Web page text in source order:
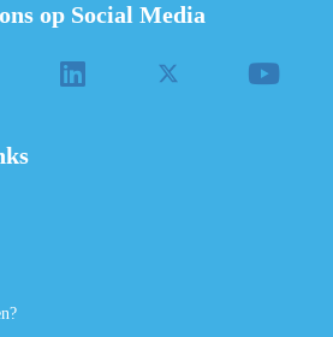
op Social Media